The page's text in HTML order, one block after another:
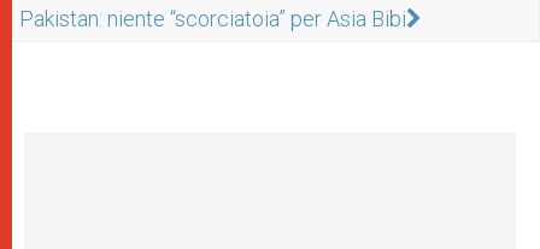
Pakistan: niente “scorciatoia” per Asia Bibi